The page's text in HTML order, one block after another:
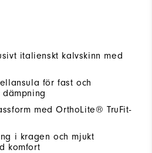
italienskt kalvskinn med
för fast och
med OrthoLite® TruFit-
i kragen och mjukt
komfort